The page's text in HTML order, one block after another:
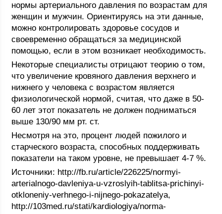
нормы артериального давления по возрастам для
женщин и мужчин. Ориентируясь на эти данные,
можно контролировать здоровье сосудов и
своевременно обращаться за медицинской
помощью, если в этом возникает необходимость.
Некоторые специалисты отрицают теорию о том,
что увеличение кровяного давления верхнего и
нижнего у человека с возрастом является
физиологической нормой, считая, что даже в 50-
60 лет этот показатель не должен подниматься
выше 130/90 мм рт. ст.
Несмотря на это, процент людей пожилого и
старческого возраста, способных поддерживать
показатели на таком уровне, не превышает 4-7 %.
Источники: http://fb.ru/article/226225/normyi-
arterialnogo-davleniya-u-vzroslyih-tablitsa-prichinyi-
otkloneniy-verhnego-i-nijnego-pokazatelya,
http://103med.ru/stati/kardiologiya/norma-